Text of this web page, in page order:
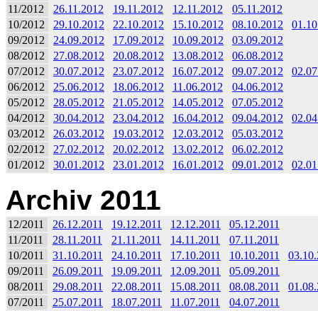
11/2012
26.11.2012 19.11.2012 12.11.2012
05.11.2012
10/2012
29.10.2012 22.10.2012 15.10.2012 08.10.2012
09/2012
24.09.2012 17.09.2012 10.09.2012
03.09.2012
08/2012
27.08.2012 20.08.2012 13.08.2012
06.08.2012
07/2012
30.07.2012 23.07.2012 16.07.2012 09.07.2012
06/2012
25.06.2012 18.06.2012 11.06.2012
04.06.2012
05/2012
28.05.2012 21.05.2012 14.05.2012
07.05.2012
04/2012
30.04.2012 23.04.2012 16.04.2012 09.04.2012
03/2012
26.03.2012 19.03.2012 12.03.2012
05.03.2012
02/2012
27.02.2012 20.02.2012 13.02.2012
06.02.2012
01/2012
30.01.2012 23.01.2012 16.01.2012 09.01.2012
Archiv 2011
12/2011 26.12.2011 19.12.2011 12.12.2011
05.12.2011
11/2011
28.11.2011 21.11.2011 14.11.2011
07.11.2011
10/2011
31.10.2011 24.10.2011 17.10.2011 10.10.2011
09/2011
26.09.2011 19.09.2011 12.09.2011
05.09.2011
08/2011
29.08.2011 22.08.2011 15.08.2011 08.08.2011
07/2011
25.07.2011 18.07.2011 11.07.2011
04.07.2011